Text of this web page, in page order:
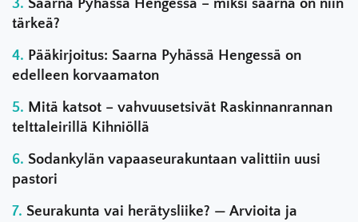
Saarna Pyhässä Hengessä – miksi saarna on niin
tärkeä?
Pääkirjoitus: Saarna Pyhässä Hengessä on
edelleen korvaamaton
Mitä katsot – vahvuusetsivät Raskinnanrannan
telttaleirillä Kihniöllä
Sodankylän vapaaseurakuntaan valittiin uusi
pastori
Seurakunta vai herätysliike? — Arvioita ja